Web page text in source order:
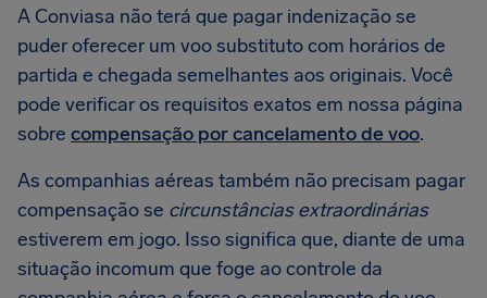
A Conviasa não terá que pagar indenização se
puder oferecer um voo substituto com horários de
partida e chegada semelhantes aos originais. Você
pode verificar os requisitos exatos em nossa página
sobre compensação por cancelamento de voo.
As companhias aéreas também não precisam pagar
compensação se circunstâncias extraordinárias
estiverem em jogo. Isso significa que, diante de uma
situação incomum que foge ao controle da